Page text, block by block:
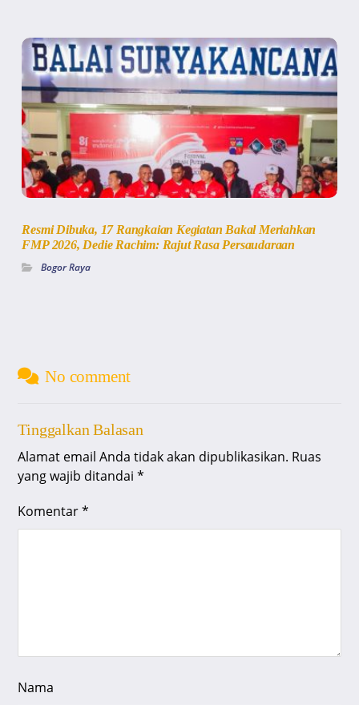
Resmi Dibuka, 17 Rangkaian Kegiatan Bakal Meriahkan
FMP 2026, Dedie Rachim: Rajut Rasa Persaudaraan
Bogor Raya
No comment
Tinggalkan Balasan
Alamat email Anda tidak akan dipublikasikan. Ruas
yang wajib ditandai*
Komentar*
Nama